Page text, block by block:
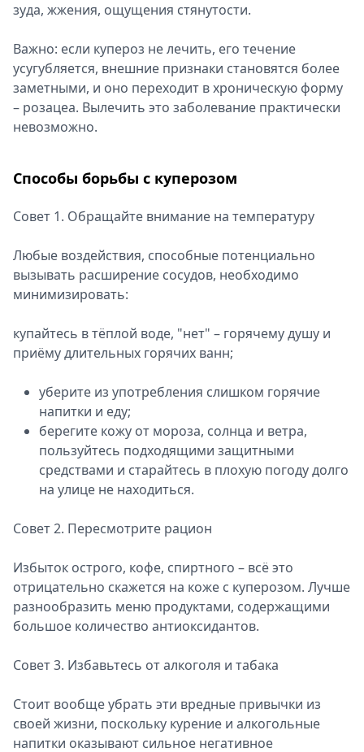
зуда, жжения, ощущения стянутости.
Важно: если купероз не лечить, его течение
усугубляется, внешние признаки становятся более
заметными, и оно переходит в хроническую форму
– розацеа. Вылечить это заболевание практически
невозможно.
Способы борьбы с куперозом
Совет 1. Обращайте внимание на температуру
Любые воздействия, способные потенциально
вызывать расширение сосудов, необходимо
минимизировать:
купайтесь в тёплой воде, "нет" – горячему душу и
приёму длительных горячих ванн;
уберите из употребления слишком горячие
напитки и еду;
берегите кожу от мороза, солнца и ветра,
пользуйтесь подходящими защитными
средствами и старайтесь в плохую погоду долго
на улице не находиться.
Совет 2. Пересмотрите рацион
Избыток острого, кофе, спиртного – всё это
отрицательно скажется на коже с куперозом. Лучше
разнообразить меню продуктами, содержащими
большое количество антиоксидантов.
Совет 3. Избавьтесь от алкоголя и табака
Стоит вообще убрать эти вредные привычки из
своей жизни, поскольку курение и алкогольные
напитки оказывают сильное негативное